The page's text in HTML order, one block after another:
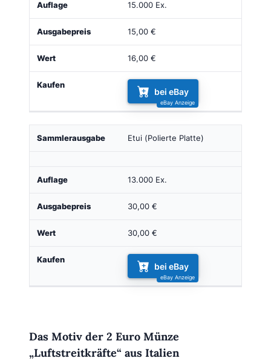
15.000 Ex.
15,00 €
16,00 €
bei eBay
Etui (Polierte Platte)
13.000 Ex.
30,00 €
30,00 €
bei eBay
Das Motiv der 2 Euro Münze
„Luftstreitkräfte“ aus Italien